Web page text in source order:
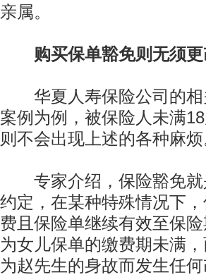
亲属。
购买保单豁免则无须
华夏人寿保险公司的相
案例为例，被保险人未满
则不会出现上述的各种麻烦
专家介绍，保险豁免就
约定，在某种特殊情况下
费且保险单继续有效至保
为女儿保单的缴费期未满
为赵先生的身故而发生任